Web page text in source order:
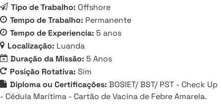
Tipo de Trabalho: Offshore
Tempo de Trabalho: Permanente
Tempo de Experiencia: 5 anos
Localização: Luanda
Duração da Missão: 5 Anos
Posição Rotativa: Sim
Diploma ou Certificações: BOSIET/ BST/ PST - Check Up
- Cédula Marítima - Cartão de Vacina de Febre Amarela.